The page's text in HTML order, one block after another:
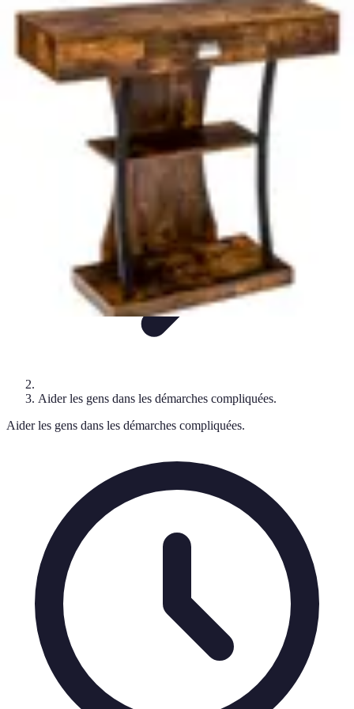
Aider les gens dans les démarches compliquées.
VoyageDroit Finance Démarches administrativesCarrière
Aider les gens dans les démarches compliquées.
Aider les gens dans les démarches compliquées.
Aider les gens dans les démarches compliquées.